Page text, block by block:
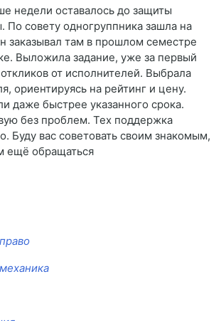
недели оставалось до защиты
По совету одногруппника зашла на
заказывал там в прошлом семестре
Выложила задание, уже за первый
от исполнителей. Выбрала
ориентируясь на рейтинг и цену.
даже быстрее указанного срока.
без проблем. Тех поддержка
Буду вас советовать своим знакомым,
ещё обращаться